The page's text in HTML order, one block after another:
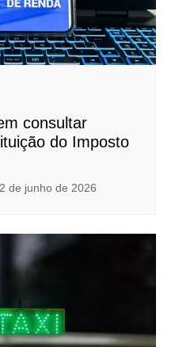
consultar
do Imposto
de junho de 2026